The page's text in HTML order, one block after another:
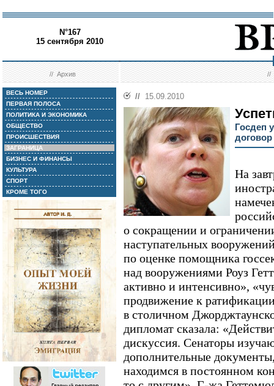
N°167
15 сентября 2010
//Архив //
ВЕСЬ НОМЕР
ПЕРВАЯ ПОЛОСА
ПОЛИТИКА И ЭКОНОМИКА
ОБЩЕСТВО
ПРОИСШЕСТВИЯ
ЗАГРАНИЦА
БИЗНЕС И ФИНАНСЫ
КУЛЬТУРА
СПОРТ
КРОМЕ ТОГО
// 15.09.2010
Госдеп
На
о сокращении и
наступательных
по оценке помощника
над вооружениями Роуз
активно и интенсивно»,
продвижение к
в столичном
дипломат сказала:
дискуссия. Сенаторы
дополнительные
находимся в постоянном